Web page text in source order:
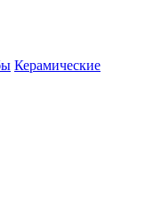
Керамические